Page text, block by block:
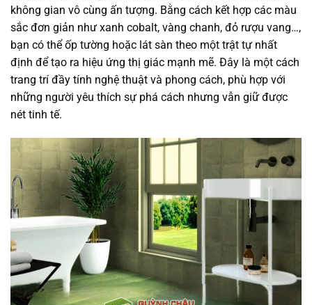
không gian vô cùng ấn tượng. Bằng cách kết hợp các màu
sắc đơn giản như xanh cobalt, vàng chanh, đỏ rượu vang…,
bạn có thể ốp tường hoặc lát sàn theo một trật tự nhất
định để tạo ra hiệu ứng thị giác mạnh mẽ. Đây là một cách
trang trí đầy tính nghệ thuật và phong cách, phù hợp với
những người yêu thích sự phá cách nhưng vẫn giữ được
nét tinh tế.